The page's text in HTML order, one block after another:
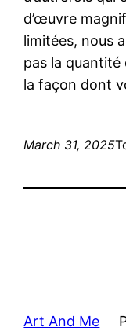
d’œuvre
limitées, nous
pas la quantité
la façon dont
March 31, 2025
Art And Me